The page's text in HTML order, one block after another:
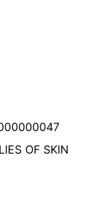
OF SKIN